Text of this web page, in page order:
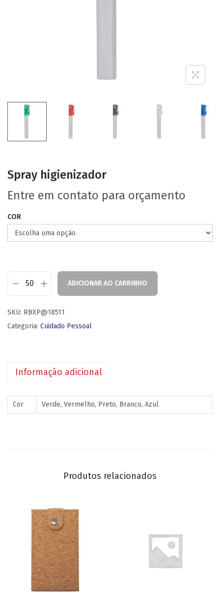
Spray higienizador
Entre em contato para orçamento
COR
ADICIONAR AO CARRINHO
SKU: RBXP@18511
Categoria: Cuidado Pessoal
Informação adicional
Cor Verde, Vermelho, Preto, Branco, Azul
Produtos relacionados